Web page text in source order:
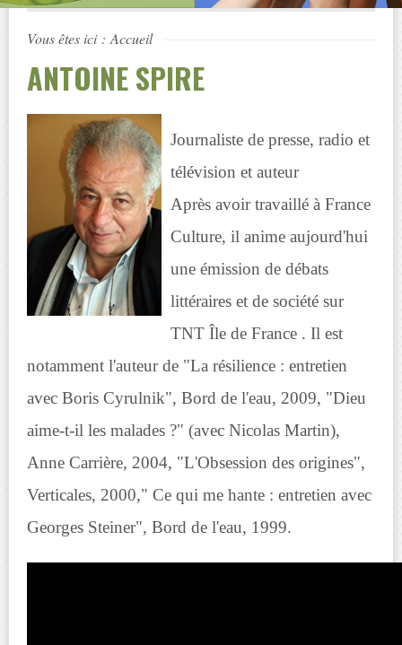
Vous êtes ici : Accueil
ANTOINE SPIRE
Journaliste de presse, radio et
télévision et auteur
Après avoir travaillé à France
Culture, il anime aujourd'hui
une émission de débats
littéraires et de société sur
TNT Île de France . Il est
notamment l'auteur de "La résilience : entretien
avec Boris Cyrulnik", Bord de l'eau, 2009, "Dieu
aime-t-il les malades ?" (avec Nicolas Martin),
Anne Carrière, 2004, "L'Obsession des origines",
Verticales, 2000," Ce qui me hante : entretien avec
Georges Steiner", Bord de l'eau, 1999.